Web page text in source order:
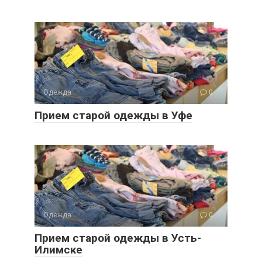
Одежда 0
Прием старой одежды в Уфе
Одежда 0
Прием старой одежды в Усть-
Илимске